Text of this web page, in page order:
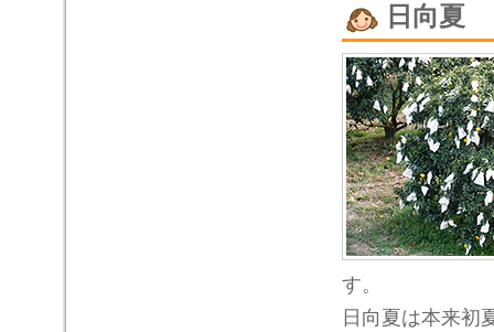
日向夏
す。
日向夏は本来初